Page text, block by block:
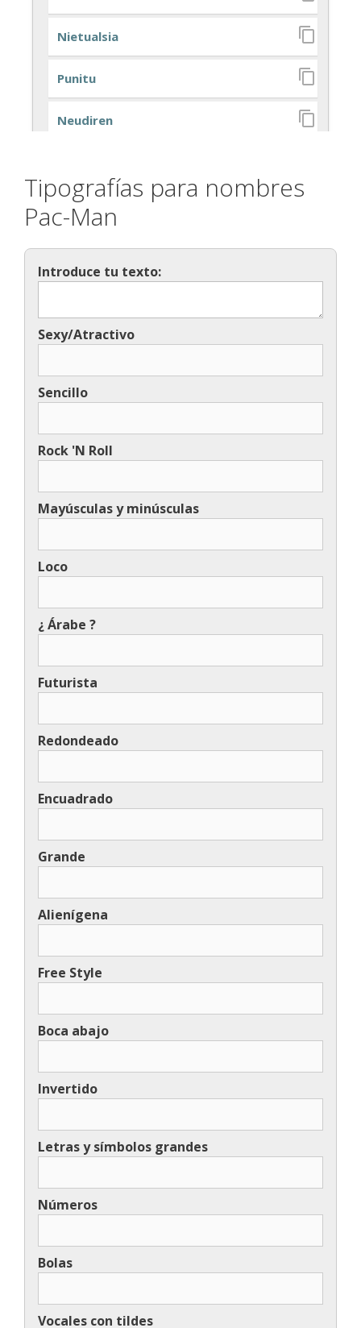
Tipografías para nombres
Pac-Man
Introduce tu texto:
Sexy/Atractivo
Sencillo
Rock 'N Roll
Mayúsculas y minúsculas
Loco
¿ Árabe ?
Futurista
Redondeado
Encuadrado
Grande
Alienígena
Free Style
Boca abajo
Invertido
Letras y símbolos grandes
Números
Bolas
Vocales con tildes